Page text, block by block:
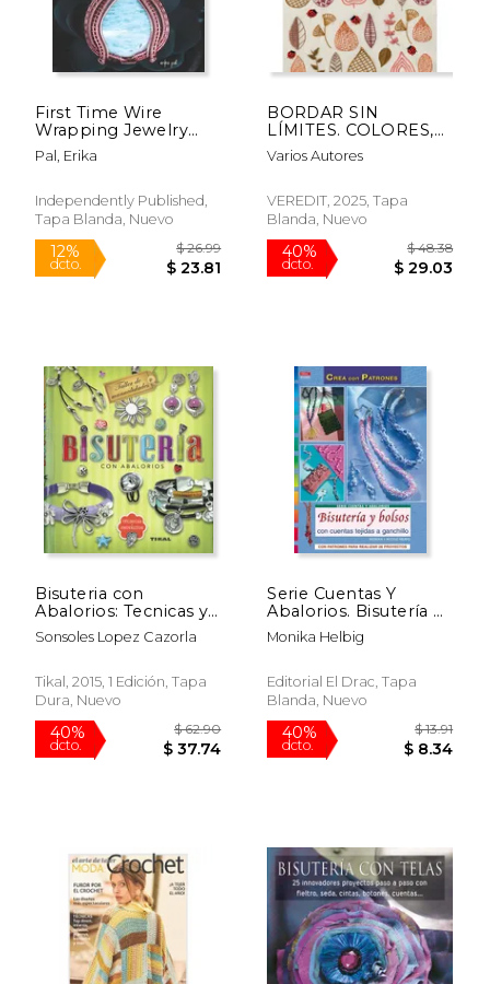
First Time Wire
Wrapping Jewelry
Edition 1 Intensive
Course for Beginners
Pal, Erika
Independently Published,
Tapa Blanda, Nuevo
12%
dcto.
$ 26.99
$ 23.81
BORDAR SIN
LÍMITES. COLORES,
TEXTURAS Y
CREATIVIDAD
Varios Autores
VEREDIT, 2025, Tapa
Blanda, Nuevo
40%
dcto.
Bisuteria con
Abalorios: Tecnicas y
Proyectos
Sonsoles Lopez Cazorla
Tikal, 2015, 1 Edición, Tapa
Dura, Nuevo
40%
dcto.
Serie Cuentas Y
Abalorios. Bisutería Y
Bolsos Con Cuenats
Tejidas A Ganchillo -
Monika Helbig
Editorial El Drac, Tapa
Blanda, Nuevo
40%
dcto. $